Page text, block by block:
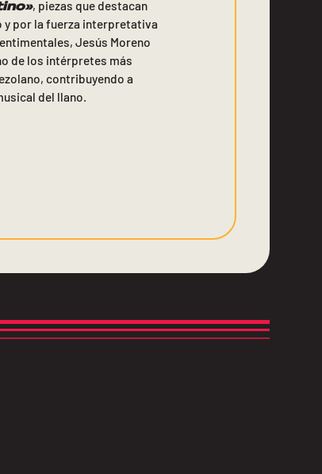
, piezas que destacan
por la fuerza interpretativa
Jesús Moreno
de los intérpretes más
contribuyendo a
del llano.